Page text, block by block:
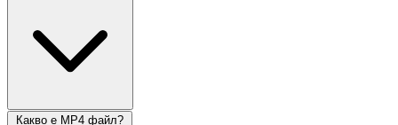
Какво е MP4 файл?